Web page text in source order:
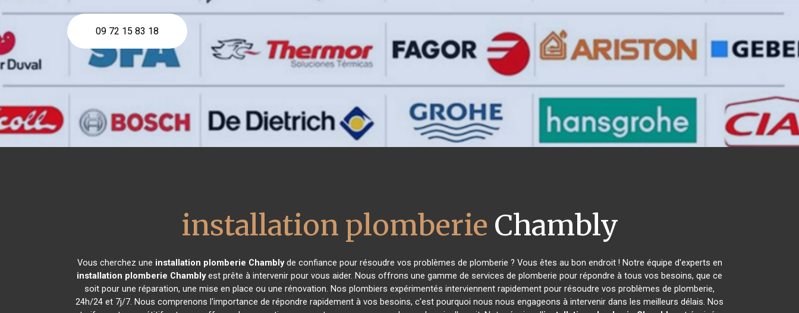
09 72 15 83 18
installation plomberie Chambly
Vous cherchez une installation plomberie Chamblyde confiance pour résoudre vos problèmes de plomberie ? Vous êtes au bon endroit ! Notre équipe d'experts en
installation plomberie Chamblyest prête à intervenir pour vous aider. Nous offrons une gamme de services de plomberie pour répondre à tous vos besoins, que ce
soit pour une réparation, une mise en place ou une rénovation. Nos plombiers expérimentés interviennent rapidement pour résoudre vos problèmes de plomberie,
24h/24 et 7j/7. Nous comprenons l'importance de répondre rapidement à vos besoins, c'est pourquoi nous nous engageons à intervenir dans les meilleurs délais. Nos